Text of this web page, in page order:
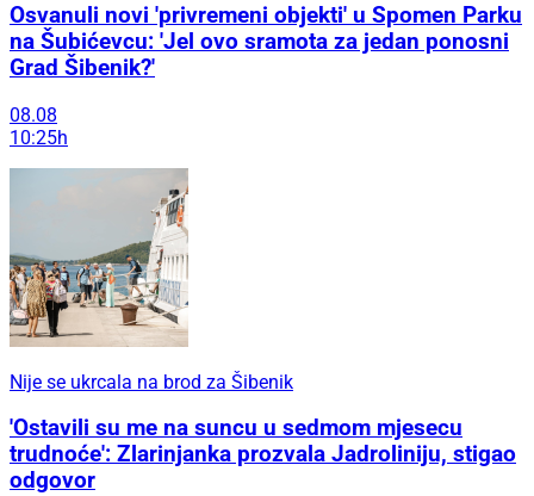
Osvanuli novi 'privremeni objekti' u Spomen Parku
na Šubićevcu: 'Jel ovo sramota za jedan ponosni
Grad Šibenik?'
08.08
10:25h
Nije se ukrcala na brod za Šibenik
'Ostavili su me na suncu u sedmom mjesecu
trudnoće': Zlarinjanka prozvala Jadroliniju, stigao
odgovor